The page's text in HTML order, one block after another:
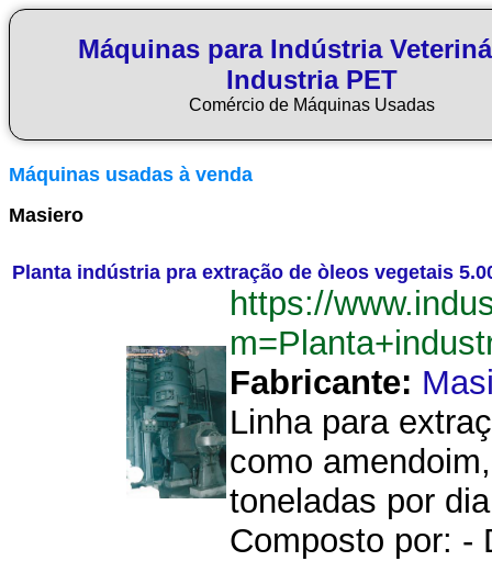
Máquinas para Indústria
Industria PET
Comércio de Máquinas Usadas
Máquinas usadas à venda
Masiero
Planta indústria pra extração de òleos vegetais
https://
Fabricante:
Linha para
como
toneladas por
Composto por: -